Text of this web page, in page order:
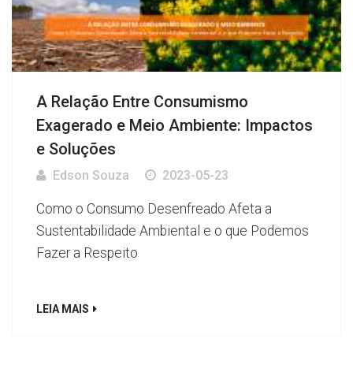
A Relação Entre Consumismo
Exagerado e Meio Ambiente: Impactos
e Soluções
Edson Souza 2023-05-23
Como o Consumo Desenfreado Afeta a
Sustentabilidade Ambiental e o que Podemos
Fazer a Respeito
LEIA MAIS